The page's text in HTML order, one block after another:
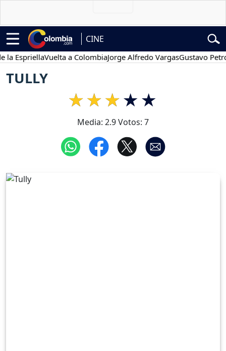
CINE
Vuelta a ColombiaJorge Alfredo VargasGustavo Petro
TULLY
Media: 2.9Votos: 7